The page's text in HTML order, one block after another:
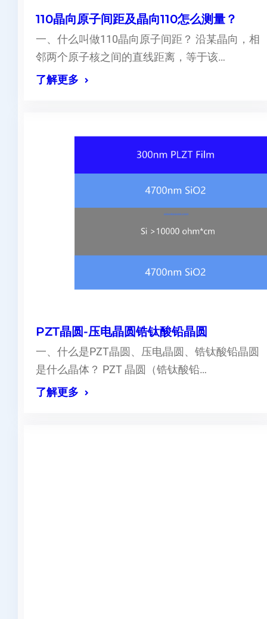
110晶向原子间距及晶向110怎么测量？
一、什么叫做110晶向原子间距？ 沿某晶向，相
邻两个原子核之间的直线距离，等于该…
了解更多
PZT晶圆-压电晶圆锆钛酸铅晶圆
一、什么是PZT晶圆、压电晶圆、锆钛酸铅晶圆
是什么晶体？ PZT 晶圆（锆钛酸铅…
了解更多